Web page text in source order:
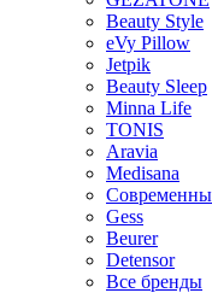
Beauty Style
eVy Pillow
Jetpik
Beauty Sleep
Minna Life
TONIS
Aravia
Medisana
Gess
Beurer
Detensor
Все бренды